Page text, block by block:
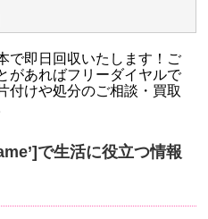
で即日回収いたします！ご
があればフリーダイヤルで
付けや処分のご相談・買取
で生活に役立つ情報